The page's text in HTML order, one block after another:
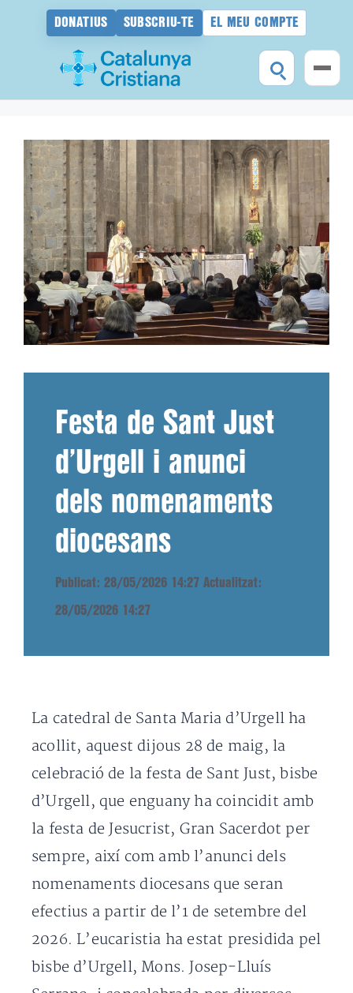
DONATIUS SUBSCRIU-TE EL MEU COMPTE
contingut
Festa de Sant Just
d’Urgell i anunci
dels nomenaments
diocesans
Publicat: 28/05/2026 14:27 Actualitzat:
28/05/2026 14:27
La catedral de Santa Maria d’Urgell ha
acollit, aquest dijous 28 de maig, la
celebració de la festa de Sant Just, bisbe
d’Urgell, que enguany ha coincidit amb
la festa de Jesucrist, Gran Sacerdot per
sempre, així com amb l’anunci dels
nomenaments diocesans que seran
efectius a partir de l’1 de setembre del
2026. L’eucaristia ha estat presidida pel
bisbe d’Urgell, Mons. Josep-Lluís